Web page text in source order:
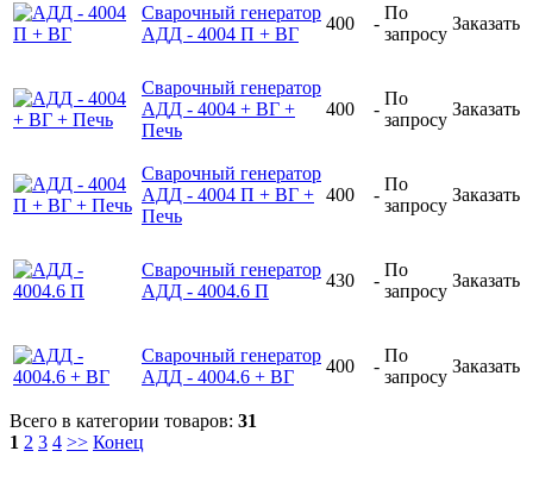
Сварочный генератор
АДД - 4004 П + ВГ
400 -
По
запросу
Заказать
Сварочный генератор
АДД - 4004 + ВГ +
Печь
400 -
По
запросу
Заказать
Сварочный генератор
АДД - 4004 П + ВГ +
Печь
400 -
По
запросу
Заказать
Сварочный генератор
АДД - 4004.6 П
430 -
По
запросу
Заказать
Сварочный генератор
АДД - 4004.6 + ВГ
400 -
По
запросу
Заказать
Всего в категории товаров: 31
1 2 3 4 >> Конец